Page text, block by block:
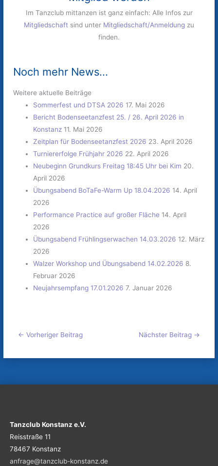
Im Tanzclub mittanzen ist ganz einfach: Alle Infos zur
Mitgliedschaft sind unter Mitgliedschaft/Anmeldung zu
finden.
Noch mehr News...
Weitere aktuelle Beiträge
Sommerfest und DTSA 2026 17. Mai 2026
Bericht Bodenseetanzfest 25. / 26. April 2026 in
Konstanz 11. Mai 2026
Zeitplan für Bodenseetanzfest 2026 23. April 2026
Turniererfolge Frühjahr 2026 22. April 2026
Neubeginn Grundkurs Freitag 18:45 Uhr bei Kim 20.
April 2026
Übungsabend BoTaFe-Warm Up 18.04.2026 14. April
2026
Performance Practice auf großer Fläche 14. April
2026
Übungsabend Frühlingserwachen 14.03.2026 12. März
2026
Walzer Workshop und Übungsabend 14.02.2026 8.
Februar 2026
Neujahrsempfang 17.01.2026 7. Januar 2026
← Vorheriger Beitrag Nächster Beitrag →
Tanzclub Konstanz e.V.
Reisstraße 11
78467 Konstanz
anfrage@tanzclub-konstanz.de